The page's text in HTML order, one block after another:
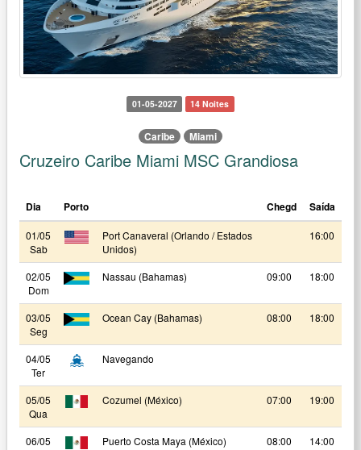
01-05-2027 14 Noites
Caribe Miami
Cruzeiro Caribe Miami MSC Grandiosa
Dia Porto Chegd Saída
01/05
Sab
Port Canaveral (Orlando / Estados
Unidos)
16:00
02/05
Dom
Nassau (Bahamas) 09:00 18:00
03/05
Seg
Ocean Cay (Bahamas) 08:00 18:00
04/05
Ter
Navegando
05/05
Qua
Cozumel (México) 07:00 19:00
06/05
Puerto Costa Maya (México) 08:00 14:00